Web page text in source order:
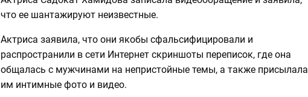
что ее шантажируют неизвестные.
Актриса заявила, что они якобы сфальсифицировали и
распространили в сети Интернет скриншоты переписок, где она
общалась с мужчинами на непристойные темы, а также присылала
им интимные фото и видео.